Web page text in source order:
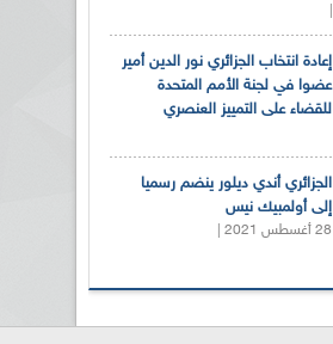
إعادة انتخاب الجزائري نور الدين أمير
عضوا في لجنة الأمم المتحدة
للقضاء على التمييز العنصري
الجزائري أندي ديلور ينضم رسميا
إلى أولمبيك نيس
28 أغسطس 2021 |